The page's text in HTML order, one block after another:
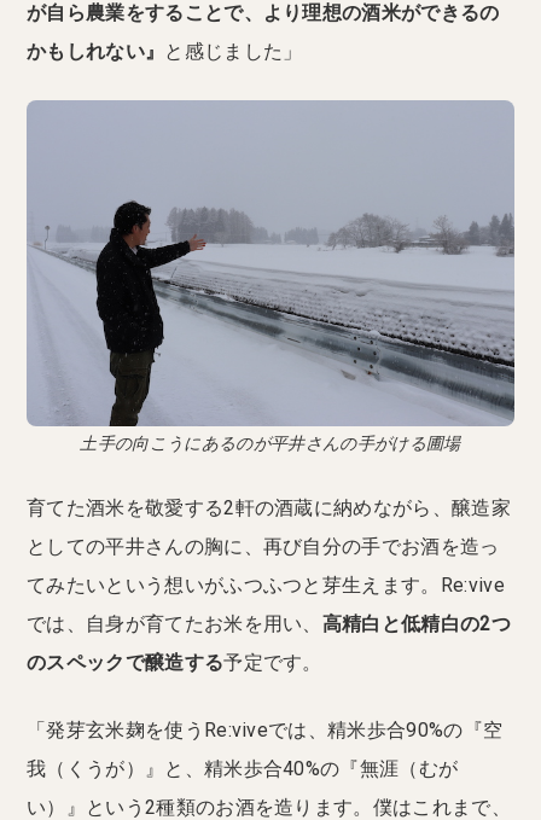
が自ら農業をすることで、より理想の酒米ができるの
かもしれない』 と感じました」
土手の向こうにあるのが平井さんの手がける圃場
育てた酒米を敬愛する2軒の酒蔵に納めながら、醸造家
としての平井さんの胸に、再び自分の手でお酒を造っ
てみたいという想いがふつふつと芽生えます。Re:vive
では、自身が育てたお米を用い、 高精白と低精白の2つ
のスペックで醸造する予定です。
「発芽玄米麹を使うRe:viveでは、精米歩合90%の『空
我（くうが）』と、精米歩合40%の『無涯（むが
い）』という2種類のお酒を造ります。僕はこれまで、